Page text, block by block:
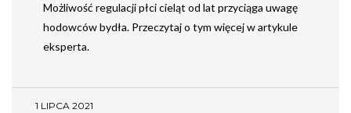
Możliwość regulacji płci cieląt od lat przyciąga uwagę
hodowców bydła. Przeczytaj o tym więcej w artykule
eksperta.
1 LIPCA 2021